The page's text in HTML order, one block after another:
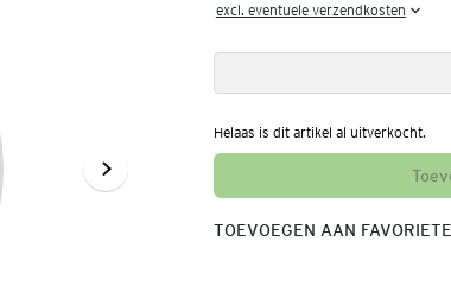
excl. eventuele verzendkosten
Helaas is dit artikel al uitverkocht.
TOEVOEGEN AAN